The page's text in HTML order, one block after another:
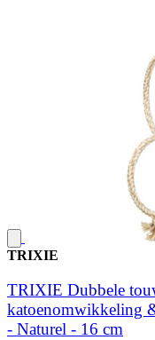
TRIXIE
TRIXIE Dubbele
katoenomwikkeling
- Naturel - 16 cm